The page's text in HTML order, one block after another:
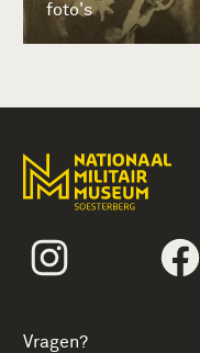
foto's
Vragen?